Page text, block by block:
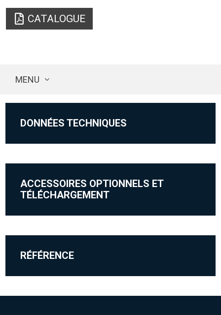
CATALOGUE
MENU
DONNÉES TECHNIQUES
ACCESSOIRES OPTIONNELS ET
TÉLÉCHARGEMENT
RÉFÉRENCE